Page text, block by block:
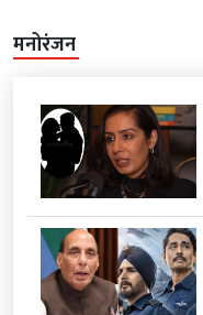
मनोरंजन